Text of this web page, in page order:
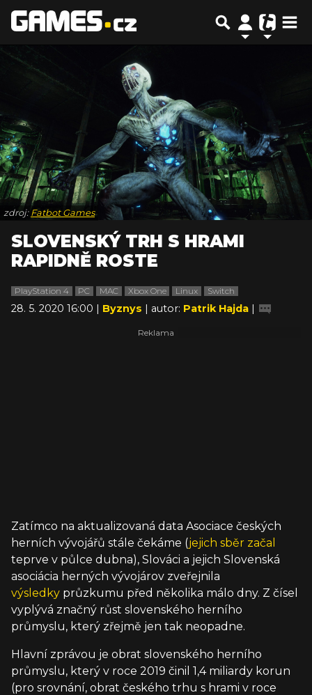
zdroj: Fatbot Games
SLOVENSKÝ TRH S HRAMI
RAPIDNĚ ROSTE
PlayStation 4 PC MAC Xbox One Linux Switch
28. 5. 2020 16:00 | Byznys | autor: Patrik Hajda |
Zatímco na aktualizovaná data Asociace českých
herních vývojářů stále čekáme (jejich sběr začal
teprve v půlce dubna), Slováci a jejich Slovenská
asociácia herných vývojárov zveřejnila
výsledky průzkumu před několika málo dny. Z čísel
vyplývá značný růst slovenského herního
průmyslu, který zřejmě jen tak neopadne.
Hlavní zprávou je obrat slovenského herního
průmyslu, který v roce 2019 činil 1,4 miliardy korun
(pro srovnání, obrat českého trhu s hrami v roce